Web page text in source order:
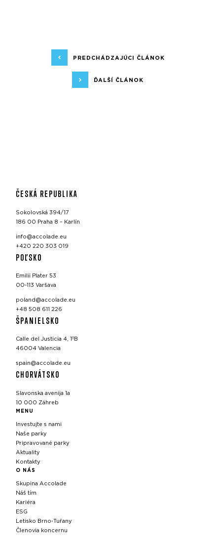
PREDCHÁDZAJÚCI ČLÁNOK
ĎALŠÍ ČLÁNOK
ČESKÁ REPUBLIKA
Sokolovská 394/17
186 00 Praha 8 – Karlín
info@accolade.eu
+420 220 303 019
POĽSKO
Emilii Plater 53
00-113 Varšava
poland@accolade.eu
+48 508 611 226
ŠPANIELSKO
Calle del Justicia 4, 1ºB
46004 Valencia
spain@accolade.eu
CHORVÁTSKO
Slavonska avenija 1a
10 000 Záhreb
MENU
Investujte s nami
Naše parky
Pripravované parky
Aktuality
Kontakty
O NÁS
Skupina Accolade
Náš tím
Kariéra
ESG
Letisko Brno‑Tuřany
Členovia koncernu